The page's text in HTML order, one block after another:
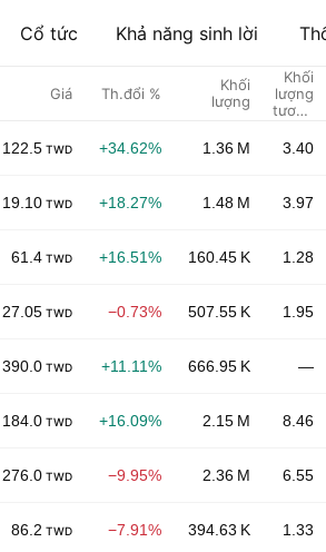
Cổ tức Khả năng sinh lời
Giá Th.đổi %
Khối
lượng
Khối
lượng
tương
122.5 TWD +34.62% 1.36 M 3.40
19.10 TWD +18.27% 1.48 M 3.97
61.4 TWD +16.51% 160.45 K 1.28
27.05 TWD −0.73% 507.55 K 1.95
390.0 TWD +11.11% 666.95 K —
184.0 TWD +16.09% 2.15 M 8.46
276.0 TWD −9.95% 2.36 M 6.55
86.2 TWD −7.91% 394.63 K 1.33